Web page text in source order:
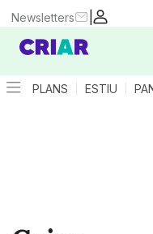
|
Newsletters
PLANS ESTIU